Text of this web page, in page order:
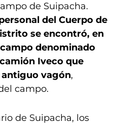
de Suipacha.
del Cuerpo de
se encontró, en
denominado
Iveco que
vagón,
campo.
de Suipacha, los